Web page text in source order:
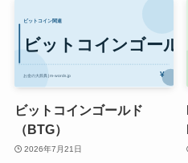
ビットコインゴールド
（BTG）
2026年7月21日